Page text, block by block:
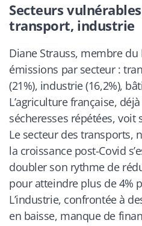
Secteurs
transport, industrie
Diane Strauss, membre du
émissions par secteur :
(21%), industrie (16,2%),
L’agriculture française,
sécheresses répétées, voit
Le secteur des transports,
la croissance post-Covid
doubler son rythme de
pour atteindre plus de 4%
L’industrie, confrontée à
en baisse, manque de